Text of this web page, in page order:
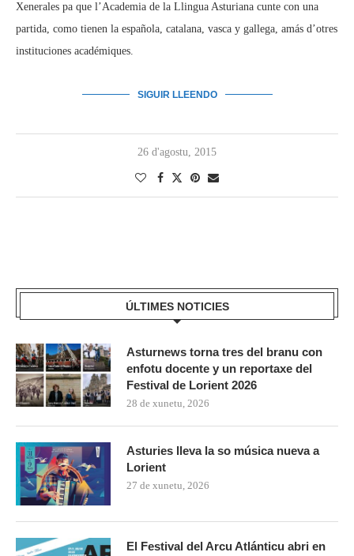
Xenerales pa que l’Academia de la Llingua Asturiana cunte con una
partida, como tienen la española, catalana, vasca y gallega, amás d’otres
instituciones académiques.
SIGUIR LLEENDO
26 d'agostu, 2015
ÚLTIMES NOTICIES
Asturnews torna tres del branu con
enfotu docente y un reportaxe del
Festival de Lorient 2026
28 de xunetu, 2026
Asturies lleva la so música nueva a
Lorient
27 de xunetu, 2026
El Festival del Arcu Atlánticu abri en